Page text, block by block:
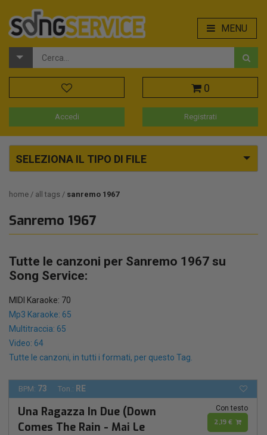
MENU
0
Accedi Registrati
SELEZIONA IL TIPO DI FILE
home all tags sanremo 1967
Sanremo 1967
Tutte le canzoni per Sanremo 1967 su
Song Service:
MIDI Karaoke: 70
Mp3 Karaoke: 65
Multitraccia: 65
Video: 64
Tutte le canzoni, in tutti i formati, per questo Tag.
BPM: 73 Ton.: RE
Una Ragazza In Due (Down
Comes The Rain - Mai Le
Con testo
2,19 €